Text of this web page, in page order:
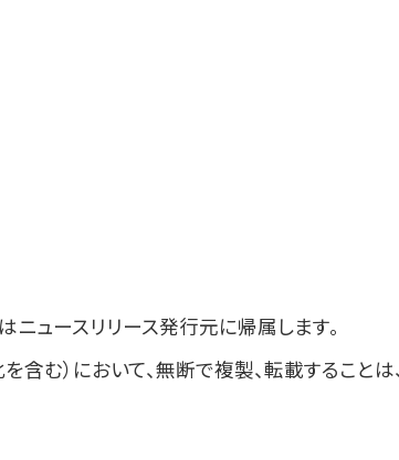
ュースリリース発行元に帰属します。
含む）において、無断で複製、転載すること